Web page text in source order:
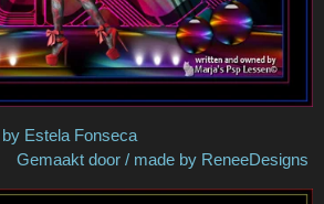
/ made by Estela Fonseca
/ made by ReneeDesigns